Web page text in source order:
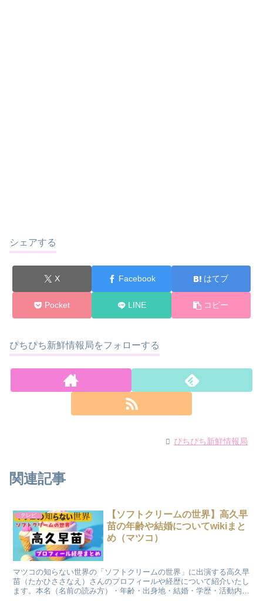
シェアする
X Facebook はてブ
Pocket LINE コピー
ぴちぴち新鮮情報局をフォローする
ぴちぴち新鮮情報局
関連記事
テレビ
【ソフトクリームの世界】高久早
苗の年齢や結婚についてwikiまと
め（マツコ）
マツコの知らない世界の「ソフトクリームの世界」に出演する高久早
苗（たかひささなえ）さんのプロフィールや経歴について紹介いたし
ます。本名（名前の読み方）・年齢・出身地・結婚・学歴・活動内容